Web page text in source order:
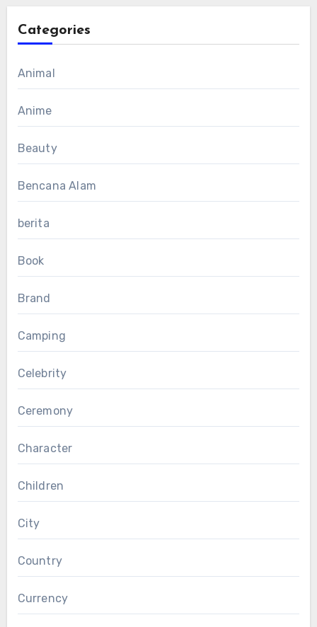
Categories
Animal
Anime
Beauty
Bencana Alam
berita
Book
Brand
Camping
Celebrity
Ceremony
Character
Children
City
Country
Currency